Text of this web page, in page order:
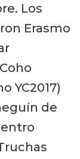
Los
Erasmo
YC2017)
de